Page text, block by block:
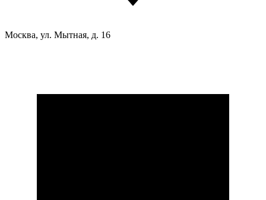
Москва, ул. Мытная, д. 16